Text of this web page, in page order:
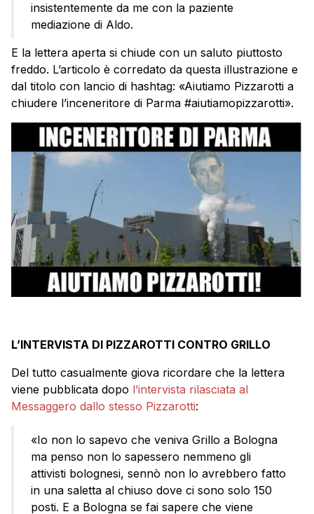
insistentemente da me con la paziente
mediazione di Aldo.
E la lettera aperta si chiude con un saluto piuttosto
freddo. L’articolo è corredato da questa illustrazione e
dal titolo con lancio di hashtag: «Aiutiamo Pizzarotti a
chiudere l’inceneritore di Parma #aiutiamopizzarotti».
L’INTERVISTA DI PIZZAROTTI CONTRO GRILLO
Del tutto casualmente giova ricordare che la lettera
viene pubblicata dopo l’intervista rilasciata al
Messaggero dallo stesso Pizzarotti:
«Io non lo sapevo che veniva Grillo a Bologna
ma penso non lo sapessero nemmeno gli
attivisti bolognesi, sennò non lo avrebbero fatto
in una saletta al chiuso dove ci sono solo 150
posti. E a Bologna se fai sapere che viene